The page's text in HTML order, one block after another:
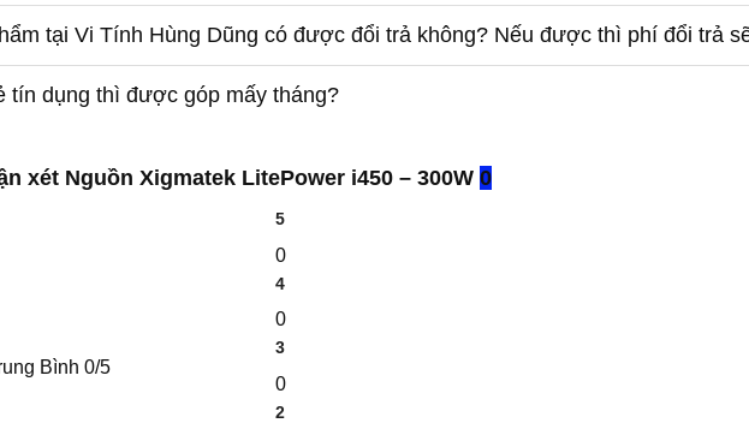
tại Vi Tính Hùng Dũng có được đổi trả không? Nếu được thì phí đổi trả
tín dụng thì được góp mấy tháng?
xét Nguồn Xigmatek LitePower i450 – 300W 0
Bình 0/5
5
0
4
0
3
0
2